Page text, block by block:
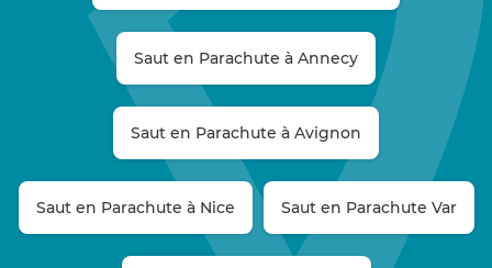
Saut en Parachute à Annecy
Saut en Parachute à Avignon
Saut en Parachute à Nice Saut en Parachute Var